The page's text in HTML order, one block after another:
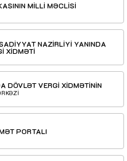
MİLLİ MƏCLİSİ
NAZİRLİYİ YANINDA
XİDMƏTİ
DÖVLƏT VERGİ XİDMƏTİNİN
PORTALI